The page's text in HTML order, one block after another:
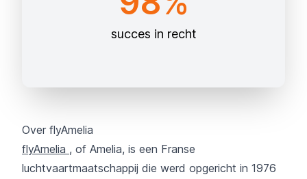
succes in recht
Over flyAmelia
flyAmelia , of Amelia, is een Franse
luchtvaartmaatschappij die werd opgericht in 1976